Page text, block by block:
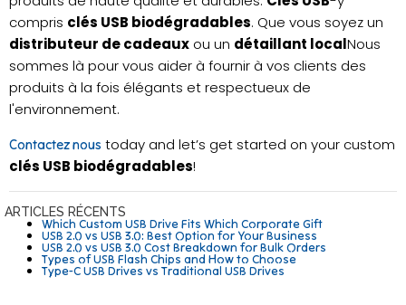
compris clés USB biodégradables. Que vous soyez un
distributeur de cadeaux ou un détaillant localNous
sommes là pour vous aider à fournir à vos clients des
produits à la fois élégants et respectueux de
l'environnement.
Contactez nous today and let’s get started on your custom
clés USB biodégradables!
ARTICLES RÉCENTS
Which Custom USB Drive Fits Which Corporate Gift
USB 2.0 vs USB 3.0: Best Option for Your Business
USB 2.0 vs USB 3.0 Cost Breakdown for Bulk Orders
Types of USB Flash Chips and How to Choose
Type-C USB Drives vs Traditional USB Drives